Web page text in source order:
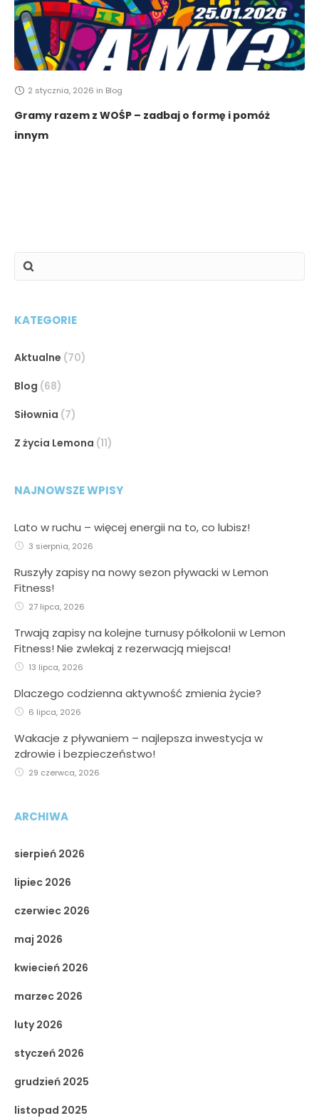
2 stycznia, 2026 in Blog
Gramy razem z WOŚP – zadbaj o formę i pomóż
innym
KATEGORIE
Aktualne (70)
Blog (68)
Siłownia (7)
Z życia Lemona (11)
NAJNOWSZE WPISY
Lato w ruchu – więcej energii na to, co lubisz!
3 sierpnia, 2026
Ruszyły zapisy na nowy sezon pływacki w Lemon
Fitness!
27 lipca, 2026
Trwają zapisy na kolejne turnusy półkolonii w Lemon
Fitness! Nie zwlekaj z rezerwacją miejsca!
13 lipca, 2026
Dlaczego codzienna aktywność zmienia życie?
6 lipca, 2026
Wakacje z pływaniem – najlepsza inwestycja w
zdrowie i bezpieczeństwo!
29 czerwca, 2026
ARCHIWA
sierpień 2026
lipiec 2026
czerwiec 2026
maj 2026
kwiecień 2026
marzec 2026
luty 2026
styczeń 2026
grudzień 2025
listopad 2025